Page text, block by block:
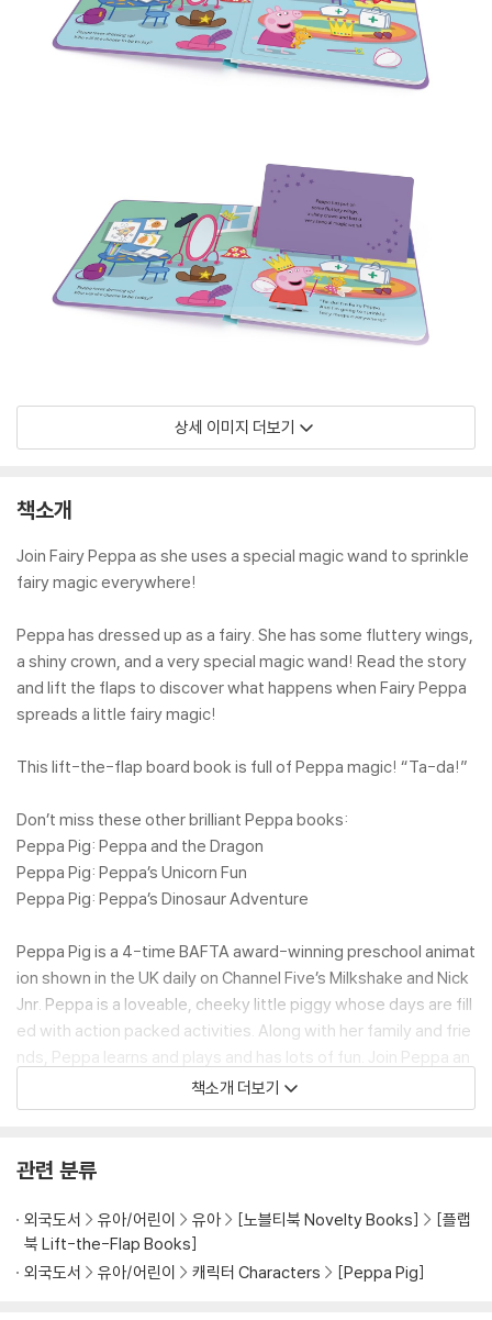
상세 이미지 더보기
책소개
Join Fairy Peppa as she uses a special magic wand to sprinkle
fairy magic everywhere!
Peppa has dressed up as a fairy. She has some fluttery wings,
a shiny crown, and a very special magic wand! Read the story
and lift the flaps to discover what happens when Fairy Peppa
spreads a little fairy magic!
This lift-the-flap board book is full of Peppa magic! “Ta-da!”
Don’t miss these other brilliant Peppa books:
Peppa Pig: Peppa and the Dragon
Peppa Pig: Peppa’s Unicorn Fun
Peppa Pig: Peppa’s Dinosaur Adventure
Peppa Pig is a 4-time BAFTA award-winning preschool animat
ion shown in the UK daily on Channel Five’s Milkshake and Nick
Jnr. Peppa is a loveable, cheeky little piggy whose days are fill
ed with action packed activities. Along with her family and frie
nds, Peppa learns and plays and has lots of fun. Join Peppa an
d her family on their funny, action-packed, everyday adventur
es in this collection of activity, story and novelty books.
책소개 더보기
관련 분류
외국도서 유아/어린이 유아 [노블티북 Novelty Books]
[플랩
북 Lift-the-Flap Books]
외국도서
유아/어린이 캐릭터 Characters [Peppa Pig]